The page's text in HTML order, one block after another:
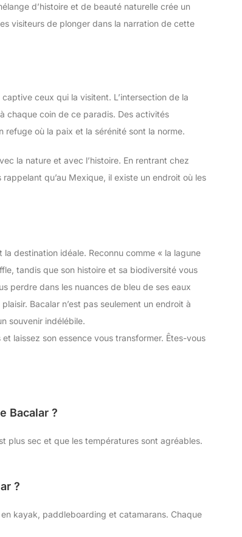
d’histoire et de beauté naturelle crée un
visiteurs de plonger dans la narration de cette
ceux qui la visitent. L’intersection de la
chaque coin de ce paradis. Des activités
où la paix et la sérénité sont la norme.
la nature et avec l’histoire. En rentrant chez
qu’au Mexique, il existe un endroit où les
destination idéale. Reconnu comme « la lagune
tandis que son histoire et sa biodiversité vous
perdre dans les nuances de bleu de ses eaux
Bacalar n’est pas seulement un endroit à
souvenir indélébile.
laissez son essence vous transformer. Êtes-vous
Bacalar ?
plus sec et que les températures sont agréables.
?
kayak, paddleboarding et catamarans. Chaque